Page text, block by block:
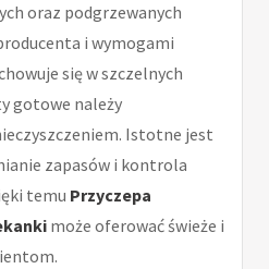
oraz podgrzewanych
i wymogami
się w szczelnych
gotowe należy
Istotne jest
zapasów i kontrola
temu Przyczepa
może oferować świeże i